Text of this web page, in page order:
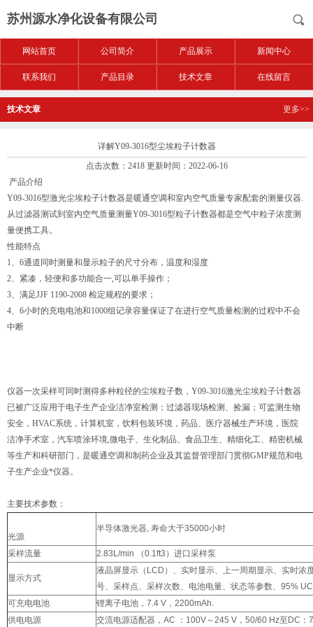
苏州源水净化设备有限公司
网站首页 公司简介 产品展示 新闻中心
联系我们 产品目录 技术文章 在线留言
技术文章 更多>>
详解Y09-3016型尘埃粒子计数器
点击次数：2418 更新时间：2022-06-16
产品介绍
Y09-3016型激光尘埃粒子计数器是暖通空调和室内空气质量专家配套的测量仪器.
从过滤器测试到室内空气质量测量Y09-3016型粒子计数器都是空气中粒子浓度测
量便携工具。
性能特点
1、6通道同时测量和显示粒子的尺寸分布，温度和湿度
2、紧凑，轻便和多功能合一,可以单手操作；
3、满足JJF 1190-2008 检定规程的要求；
4、6小时的充电电池和1000组记录容量保证了在进行空气质量检测的过程中不会
中断
仪器一次采样可同时测得多种粒径的尘埃粒子数，Y09-3016激光尘埃粒子计数器
已被广泛应用于电子生产企业洁净室检测；过滤器现场检测、捡漏；可监测生物
安全，HVAC系统，计算机室，饮料包装环境，药品、医疗器械生产环境，医院
洁净手术室，汽车喷涂环境,微电子、生化制品、食品卫生、精细化工、精密机械
等生产和科研部门，是暖通空调和制药企业及其监督管理部门贯彻GMP规范和电
子生产企业*仪器。
主要技术参数：
光源
半导体激光器, 寿命大于35000小时
采样流量 2.83L/min （0.1ft3）进口采样泵
显示方式
液晶屏显示（LCD）、实时显示、上一周期显示、实时浓
号、采样点、采样次数、电池电量、状态等参数、95%
可充电电池
锂离子电池，7.4 V，2200mAh.
供电电源
交流电源适配器，AC ：100V～245 V，50/60 Hz至DC：